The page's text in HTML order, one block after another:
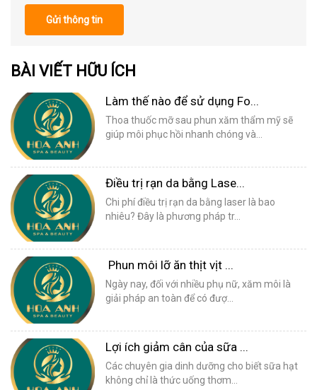
Gửi thông tin
BÀI VIẾT HỮU ÍCH
Làm thế nào để sử dụng Fo...
Thoa thuốc mỡ sau phun xăm thẩm mỹ sẽ
giúp môi phục hồi nhanh chóng và...
Điều trị rạn da bằng Lase...
Chi phí điều trị rạn da bằng laser là bao
nhiêu? Đây là phương pháp tr...
Phun môi lỡ ăn thịt vịt ...
Ngày nay, đối với nhiều phụ nữ, xăm môi là
giải pháp an toàn để có đượ...
Lợi ích giảm cân của sữa ...
Các chuyên gia dinh dưỡng cho biết sữa hạt
không chỉ là thức uống thơm...